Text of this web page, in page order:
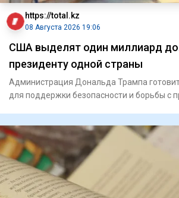
https://total.kz
08 Августа 2026 19:06
США выделят один миллиард
президенту одной страны
Администрация Дональда Трампа
для поддержки безопасности и борьбы с